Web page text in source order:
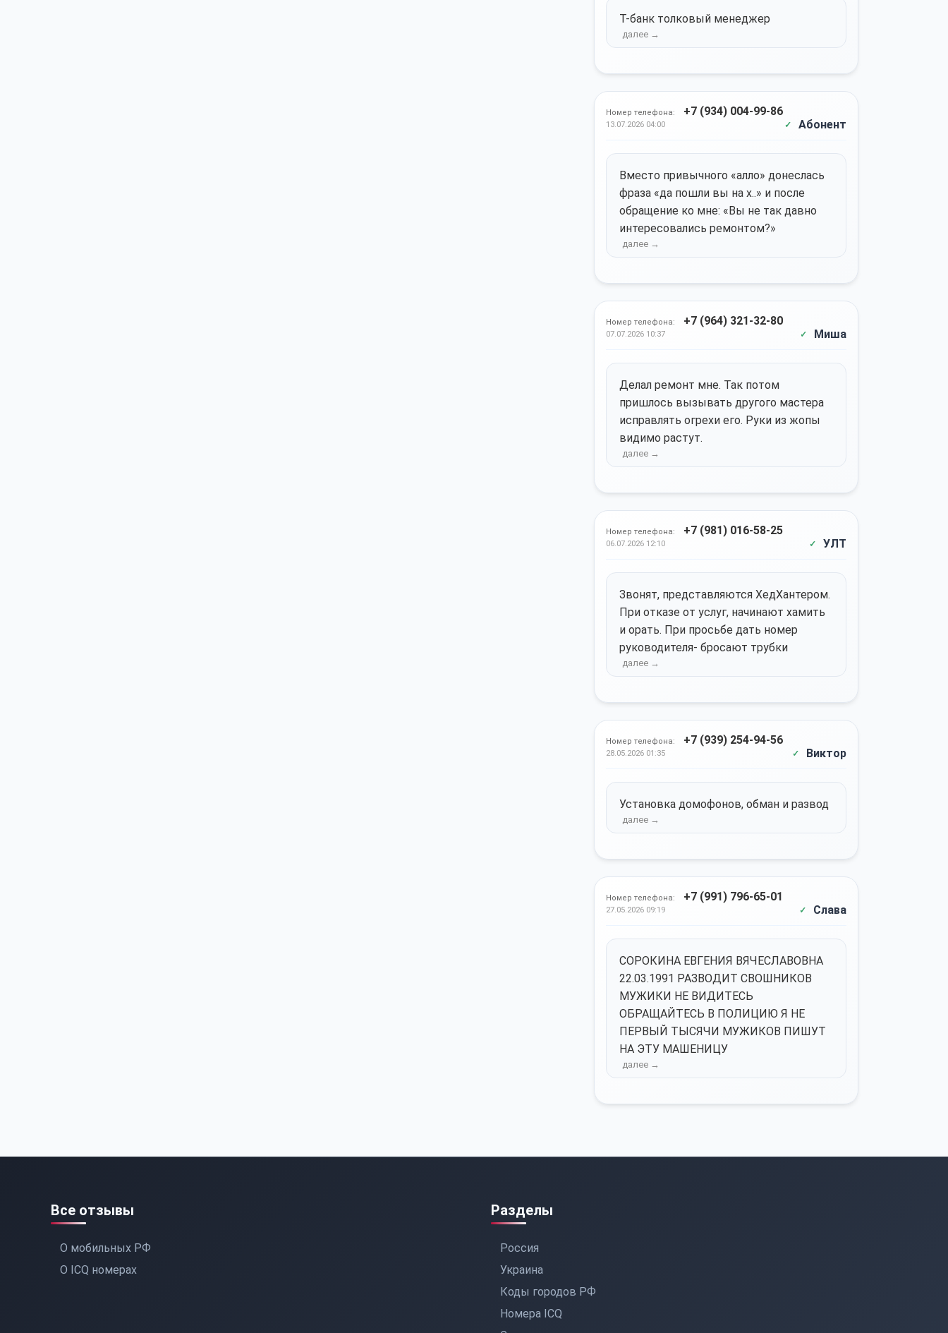
Т-банк толковый менеджер
Номер телефона: +7 (934) 004-99-86
13.07.2026 04:00 Абонент
Вместо привычного «алло» донеслась
фраза «да пошли вы на х..» и после
обращение ко мне: «Вы не так давно
интересовались ремонтом?»
Номер телефона: +7 (964) 321-32-80
07.07.2026 10:37 Миша
Делал ремонт мне. Так потом
пришлось вызывать другого мастера
исправлять огрехи его. Руки из жопы
видимо растут.
Номер телефона: +7 (981) 016-58-25
06.07.2026 12:10 УЛТ
Звонят, представляются ХедХантером.
При отказе от услуг, начинают хамить
и орать. При просьбе дать номер
руководителя- бросают трубки
Номер телефона: +7 (939) 254-94-56
28.05.2026 01:35 Виктор
Установка домофонов, обман и развод
Номер телефона: +7 (991) 796-65-01
27.05.2026 09:19 Слава
СОРОКИНА ЕВГЕНИЯ ВЯЧЕСЛАВОВНА
22.03.1991 РАЗВОДИТ СВОШНИКОВ
МУЖИКИ НЕ ВИДИТЕСЬ
ОБРАЩАЙТЕСЬ В ПОЛИЦИЮ Я НЕ
ПЕРВЫЙ ТЫСЯЧИ МУЖИКОВ ПИШУТ
НА ЭТУ МАШЕНИЦУ
Все отзывы
О мобильных РФ
О ICQ номерах
Разделы
Россия
Украина
Коды городов РФ
Номера ICQ